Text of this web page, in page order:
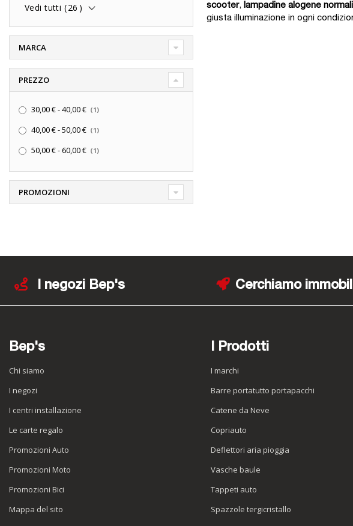
scooter, lampadine alogene normali
giusta illuminazione in ogni
Vedi tutti (26 )
MARCA
PREZZO
30,00 €-40,00 € 1
40,00 €-50,00 € 1
50,00 €-60,00 € 1
PROMOZIONI
I negozi Bep's Cerchiamo
Bep's
Chi siamo
I negozi
I centri installazione
Le carte regalo
Promozioni Auto
Promozioni Moto
Promozioni Bici
Mappa del sito
I Prodotti
I marchi
Barre portatutto portapacchi
Catene da Neve
Copriauto
Deflettori aria pioggia
Vasche baule
Tappeti auto
Spazzole tergicristallo